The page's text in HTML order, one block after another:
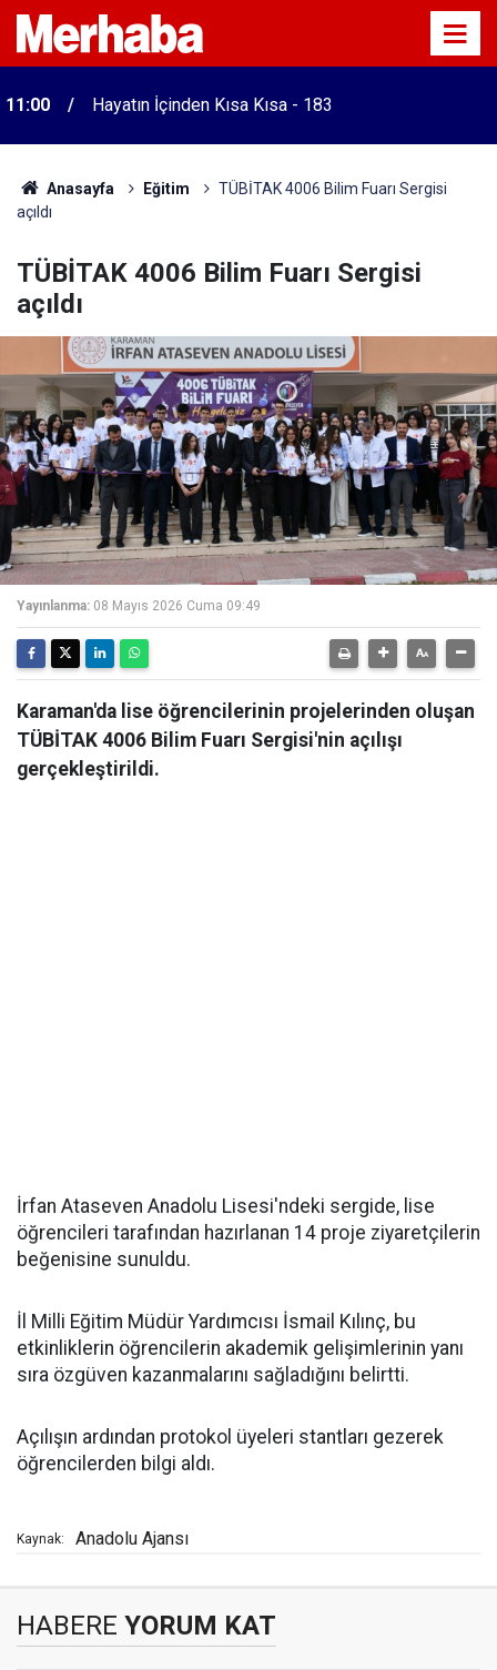
11:00 Hayatın İçinden Kısa Kısa - 183
Anasayfa Eğitim
TÜBİTAK 4006 Bilim Fuarı Sergisi
açıldı
TÜBİTAK 4006 Bilim Fuarı Sergisi
açıldı
Yayınlanma: 08 Mayıs 2026 Cuma 09:49
Karaman'da lise öğrencilerinin projelerinden oluşan
TÜBİTAK 4006 Bilim Fuarı Sergisi'nin açılışı
gerçekleştirildi.
İrfan Ataseven Anadolu Lisesi'ndeki sergide, lise
öğrencileri tarafından hazırlanan 14 proje ziyaretçilerin
beğenisine sunuldu.
İl Milli Eğitim Müdür Yardımcısı İsmail Kılınç, bu
etkinliklerin öğrencilerin akademik gelişimlerinin yanı
sıra özgüven kazanmalarını sağladığını belirtti.
Açılışın ardından protokol üyeleri stantları gezerek
öğrencilerden bilgi aldı.
Kaynak: Anadolu Ajansı
HABERE YORUM KAT